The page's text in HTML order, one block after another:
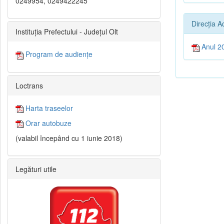
Direcția
Anul
Instituția Prefectului - Județul Olt
Program de audiențe
Loctrans
Harta traseelor
Orar autobuze
(valabil începând cu 1 iunie 2018)
Legături utile